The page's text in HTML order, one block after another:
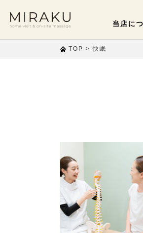
当店に
TOP >快眠